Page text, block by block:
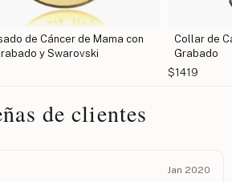
de Cáncer de Mama con
y Swarovski
Collar de
Grabado
$1419
de clientes
Jan 2020